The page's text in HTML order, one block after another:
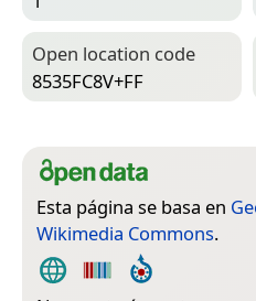
Open location code
8535FC8V+FF
Esta página se basa en
Wikimedia Commons.